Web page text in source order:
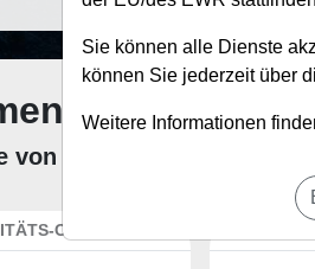
Check:
von Gossamer Bio zum
CHECK
Sie können alle Dienste
können Sie jederzeit über
Weitere Informationen